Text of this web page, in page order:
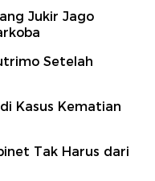
Jukir Jago
Setelah
Kasus Kematian
Tak Harus dari